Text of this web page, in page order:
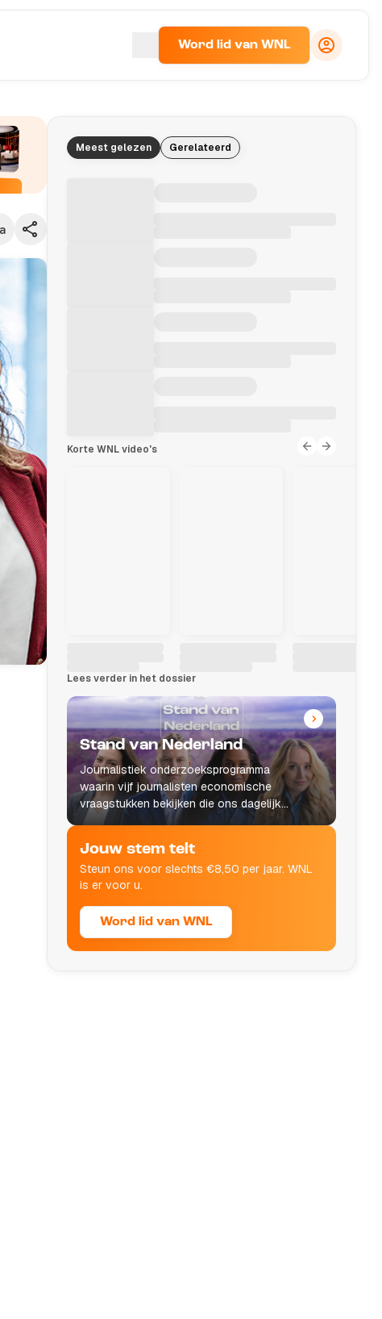
Word lid van WNL
Meest gelezen Gerelateerd
Korte WNL video's
Lees verder in het dossier
Stand van Nederland
Journalistiek onderzoeksprogramma
waarin vijf journalisten economische
vraagstukken bekijken die ons dagelijks
leven raken.
Jouw stem telt
Steun ons voor slechts €8,50 per jaar. WNL
is er voor u.
Word lid van WNL